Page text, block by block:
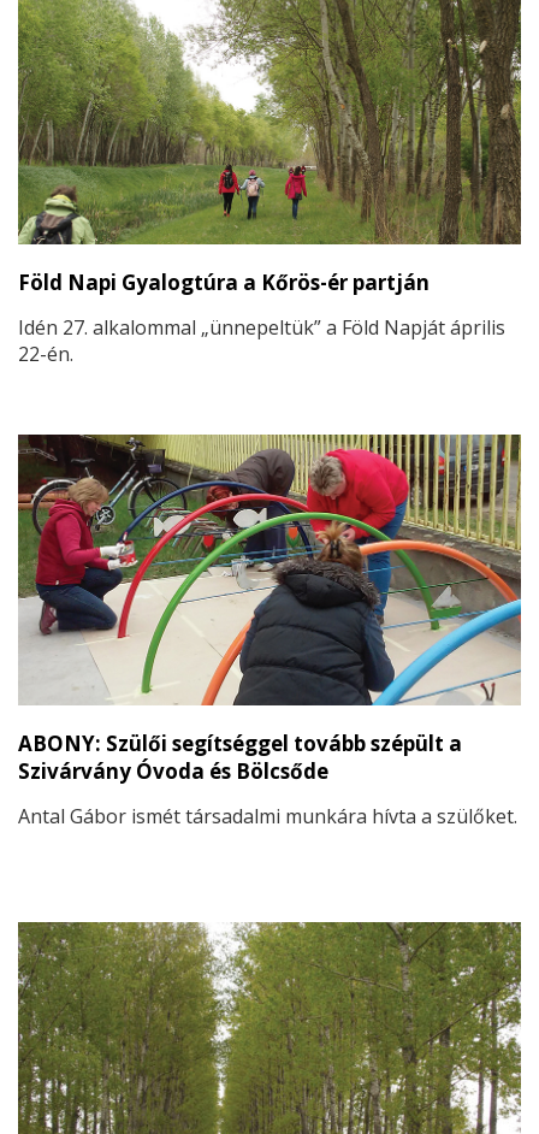
Föld Napi Gyalogtúra a Kőrös-ér partján
Idén 27. alkalommal „ünnepeltük” a Föld Napját április
22-én.
ABONY: Szülői segítséggel tovább szépült a
Szivárvány Óvoda és Bölcsőde
Antal Gábor ismét társadalmi munkára hívta a szülőket.